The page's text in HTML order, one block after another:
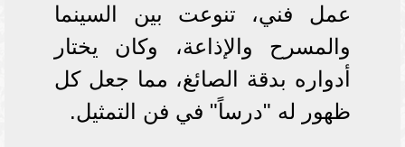
عمل فني، تنوعت بين السينما
والمسرح والإذاعة، وكان يختار
أدواره بدقة الصائغ، مما جعل كل
ظهور له "درساً" في فن التمثيل.